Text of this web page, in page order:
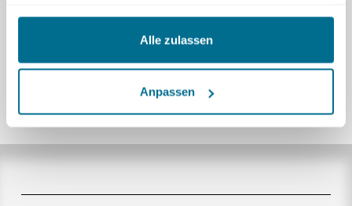
gesammelt haben.
Alle zulassen
Anpassen